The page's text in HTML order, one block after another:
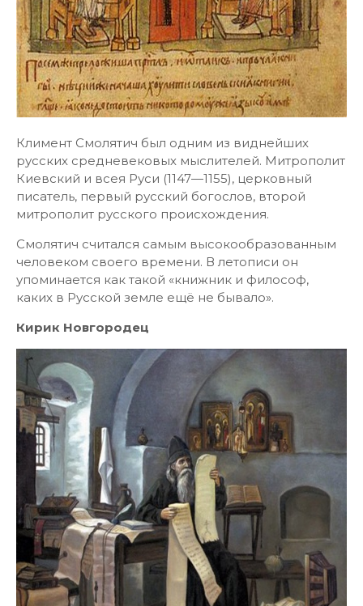
Климент Смолятич был одним из виднейших
русских средневековых мыслителей. Митрополит
Киевский и всея Руси (1147—1155), церковный
писатель, первый русский богослов, второй
митрополит русского происхождения.
Смолятич считался самым высокообразованным
человеком своего времени. В летописи он
упоминается как такой «книжник и философ,
каких в Русской земле ещё не бывало».
Кирик Новгородец